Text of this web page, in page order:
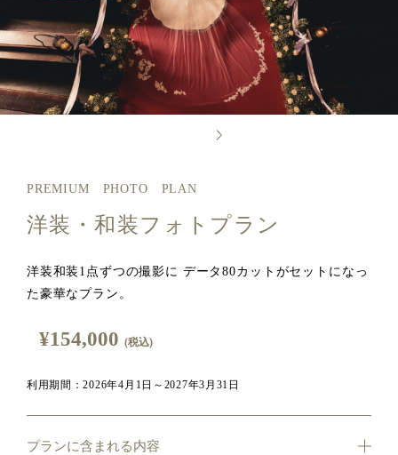
PREMIUM PHOTO PLAN
洋装・和装フォトプラン
洋装和装1点ずつの撮影に データ80カットがセットになっ
た豪華なプラン。
¥154,000 (税込)
利用期間：2026年4月1日～2027年3月31日
プランに含まれる内容